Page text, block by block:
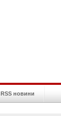
RSS новини